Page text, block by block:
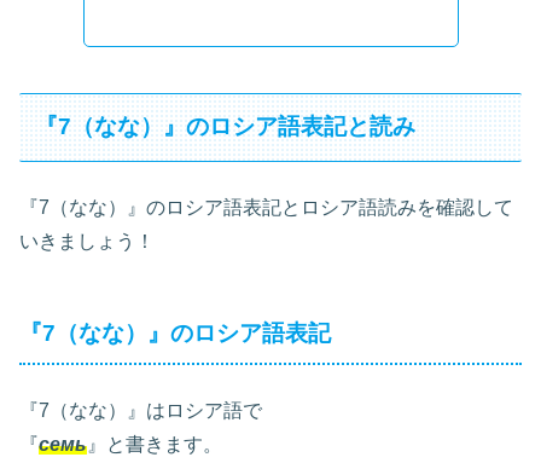
『7（なな）』のロシア語表記と読み
『7（なな）』のロシア語表記とロシア語読みを確認して
いきましょう！
『7（なな）』のロシア語表記
『7（なな）』はロシア語で
『семь 』と書きます。